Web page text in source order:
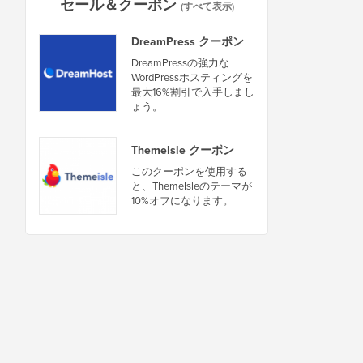
セール＆クーポン (すべて表示)
DreamPress クーポン
DreamPressの強力な
WordPressホスティングを
最大16%割引で入手しまし
ょう。
ThemeIsle クーポン
このクーポンを使用する
と、ThemeIsleのテーマが
10%オフになります。